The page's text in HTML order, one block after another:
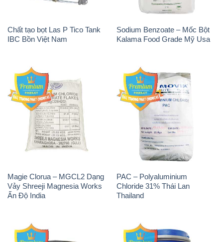
Chất tạo bọt Las P Tico Tank
IBC Bồn Việt Nam
Sodium Benzoate – Mốc Bột
Kalama Food Grade Mỹ Usa
Magie Clorua – MGCL2 Dạng
Vảy Shreeji Magnesia Works
Ấn Độ India
PAC – Polyaluminium
Chloride 31% Thái Lan
Thailand